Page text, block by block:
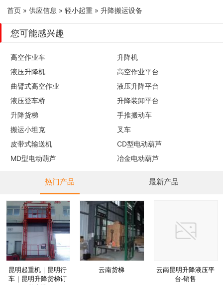
首页 » 供应信息 » 轻小起重 » 升降搬运设备
您可能感兴趣
高空作业车
升降机
液压升降机
高空作业平台
曲臂式高空作业
液压升降平台
液压登车桥
升降装卸平台
升降货梯
手推搬动车
搬运小坦克
叉车
皮带式输送机
CD型电动葫芦
MD型电动葫芦
冶金电动葫芦
热门产品 最新产品
昆明起重机｜昆明行
车｜昆明升降货梯订
云南货梯
云南昆明升降液压平
台-销售